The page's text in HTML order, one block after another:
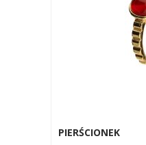
PIERŚCIONEK